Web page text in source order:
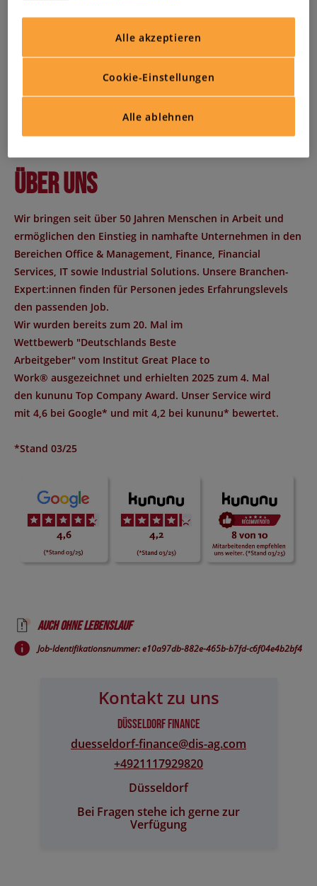
Interessiert?
Der Masterplan für Ihre Karriere: Wir finden genau den Job,
freuen uns über die Bewerbung von Menschen, die zur
Vielfalt unseres Unternehmens beitragen
Über uns
Wir bringen seit über 50 Jahren Menschen in Arbeit und
ermöglichen den Einstieg in namhafte Unternehmen in den
Bereichen Office & Management, Finance, Financial
Services, IT sowie Industrial Solutions. Unsere Branchen-
Expert:innen finden für Personen jedes Erfahrungslevels
den passenden Job.
Wir wurden bereits zum 20. Mal im
Wettbewerb "Deutschlands Beste
Arbeitgeber" vom Institut Great Place to
Work® ausgezeichnet und erhielten 2025 zum 4. Mal
den kununu Top Company Award. Unser Service wird
mit 4,6 bei Google* und mit 4,2 bei kununu* bewertet.
*Stand 03/25
Auch ohne Lebenslauf
Job-Identifikationsnummer: e10a97db-882e-465b-b7fd-c6f04e4b2bf4
Kontakt zu uns
Düsseldorf Finance
duesseldorf-finance@​dis-ag.com
+4921117929820
Düsseldorf
Bei Fragen stehe ich gerne zur
Verfügung
Cookie-Einstellungen
Alle ablehnen
Alle akzeptieren